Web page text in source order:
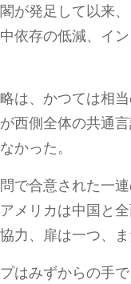
が発足して以来
依存の低減、イ
は、かつては相
西側全体の共通
かった。
で合意された一
メリカは中国と
力、扉は一つ、
はみずからの手